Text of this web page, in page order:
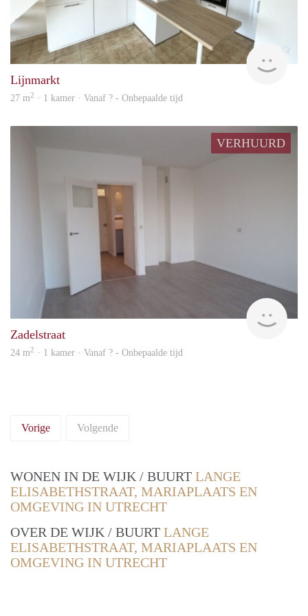
Lijnmarkt
27 m2 · 1 kamer · Vanaf ? - Onbepaalde tijd
VERHUURD
Zadelstraat
24 m2 · 1 kamer · Vanaf ? - Onbepaalde tijd
Vorige Volgende
WONEN IN DE WIJK / BUURT LANGE
ELISABETHSTRAAT, MARIAPLAATS EN
OMGEVING IN UTRECHT
OVER DE WIJK / BUURT LANGE
ELISABETHSTRAAT, MARIAPLAATS EN
OMGEVING IN UTRECHT